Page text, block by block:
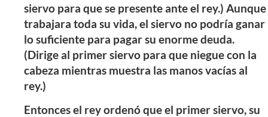
siervo para que se presente ante el rey.) Aunque
trabajara toda su vida, el siervo no podría ganar
lo suficiente para pagar su enorme deuda.
(Dirige al primer siervo para que niegue con la
cabeza mientras muestra las manos vacías al
rey.)
Entonces el rey ordenó que el primer siervo, su